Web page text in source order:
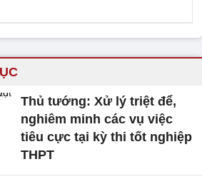
Thủ tướng: Xử lý triệt để,
nghiêm minh các vụ việc
tiêu cực tại kỳ thi tốt nghiệp
THPT